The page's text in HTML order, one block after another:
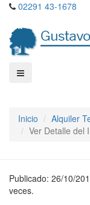
02291 43-1678
Inicio
Alquiler
Ver Detalle del
Publicado: 26/10/
veces.